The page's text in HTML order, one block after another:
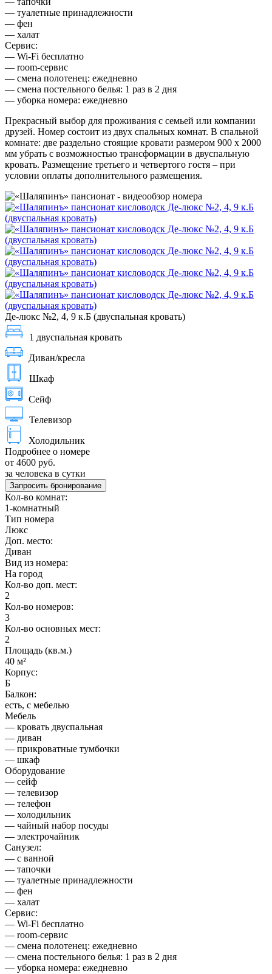
— туалетные принадлежности
— фен
— халат
Сервис:
— Wi-Fi бесплатно
— room-сервис
— смена полотенец: ежедневно
— смена постельного белья: 1 раз в 2 дня
— уборка номера: ежедневно
Прекрасный выбор для проживания с семьей или компании
друзей. Номер состоит из двух спальных комнат. В спальной
комнате: две раздельно стоящие кровати размером 900 х 2000
мм убрать с возможностью трансформации в двуспальную
кровать. Размещение третьего и четвертого гостя – при
условии оплаты дополнительного размещения.
Де-люкс №2, 4, 9 к.Б (двуспальная кровать)
1 двуспальная кровать
Диван/кресла
Шкаф
Сейф
Телевизор
Холодильник
Подробнее о номере
от 4600 руб.
за человека в сутки
Запросить бронирование
Кол-во комнат:
1-комнатный
Тип номера
Люкс
Доп. место:
Диван
Вид из номера:
На город
Кол-во доп. мест:
2
Кол-во номеров:
3
Кол-во основных мест:
2
Площадь (кв.м.)
40 м²
Корпус:
Б
Балкон:
есть, с мебелью
Мебель
— кровать двуспальная
— диван
— прикроватные тумбочки
— шкаф
Оборудование
— сейф
— телевизор
— телефон
— холодильник
— чайный набор посуды
— электрочайник
Санузел:
— с ванной
— тапочки
— туалетные принадлежности
— фен
— халат
Сервис:
— Wi-Fi бесплатно
— room-сервис
— смена полотенец: ежедневно
— смена постельного белья: 1 раз в 2 дня
— уборка номера: ежедневно